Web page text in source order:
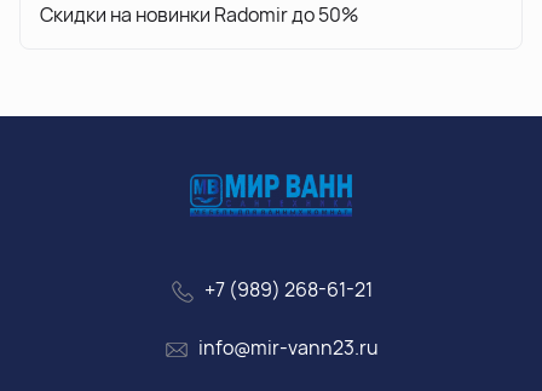
Скидки на новинки Radomir до 50%
+7 (989) 268-61-21
info@mir-vann23.ru